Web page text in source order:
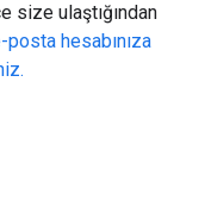
size ulaştığından
posta hesabınıza